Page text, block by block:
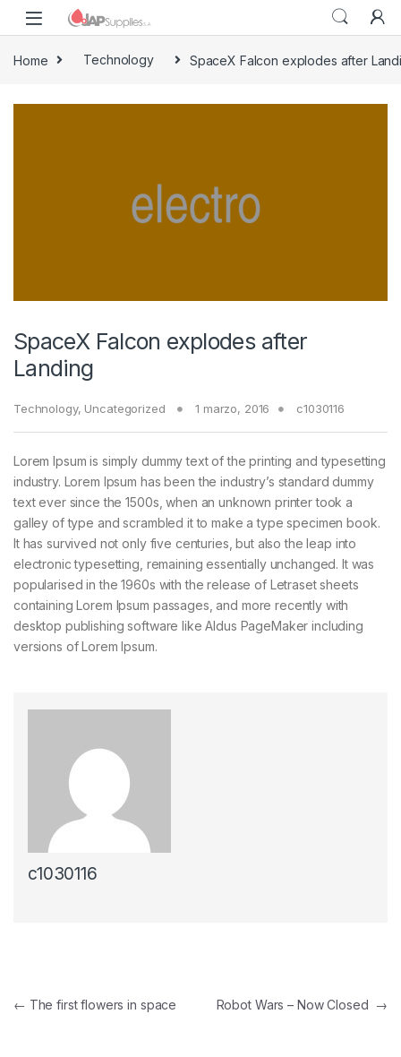
Home Technology SpaceX Falcon explodes after
SpaceX Falcon explodes after
Landing
Technology, Uncategorized 1 marzo, 2016 c1030116
Lorem Ipsum is simply dummy text of the printing and typesetting
industry. Lorem Ipsum has been the industry’s standard dummy
text ever since the 1500s, when an unknown printer took a
galley of type and scrambled it to make a type specimen book.
It has survived not only five centuries, but also the leap into
electronic typesetting, remaining essentially unchanged. It was
popularised in the 1960s with the release of Letraset sheets
containing Lorem Ipsum passages, and more recently with
desktop publishing software like Aldus PageMaker including
versions of Lorem Ipsum.
c1030116
← The first flowers in space Robot Wars – Now Closed →